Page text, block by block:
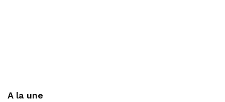
A la une